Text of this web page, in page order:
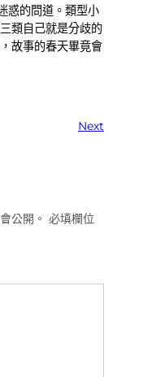
惑的問道。類型小
三類自己就是分歧的
故事的春天畢竟會
Next
公開。 必填欄位